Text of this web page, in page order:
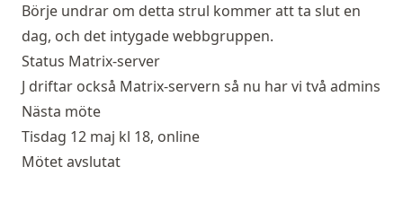
Börje undrar om detta strul kommer att ta slut en
dag, och det intygade webbgruppen.
Status Matrix-server
J driftar också Matrix-servern så nu har vi två admins
Nästa möte
Tisdag 12 maj kl 18, online
Mötet avslutat